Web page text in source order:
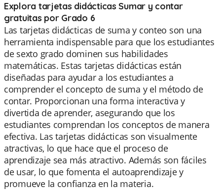
Explora tarjetas didácticas Sumar y contar
gratuitas por Grado 6
Las tarjetas didácticas de suma y conteo son una
herramienta indispensable para que los estudiantes
de sexto grado dominen sus habilidades
matemáticas. Estas tarjetas didácticas están
diseñadas para ayudar a los estudiantes a
comprender el concepto de suma y el método de
contar. Proporcionan una forma interactiva y
divertida de aprender, asegurando que los
estudiantes comprendan los conceptos de manera
efectiva. Las tarjetas didácticas son visualmente
atractivas, lo que hace que el proceso de
aprendizaje sea más atractivo. Además son fáciles
de usar, lo que fomenta el autoaprendizaje y
promueve la confianza en la materia.